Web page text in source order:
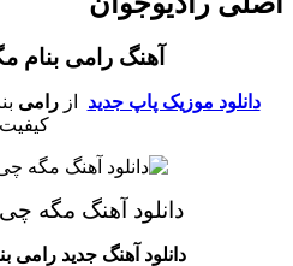
آهنگ رامی بنام
دانلود موزیک پاپ جدید از رامی
کیفیت
دانلود آهنگ مگه
دانلود آهنگ جدید رامی